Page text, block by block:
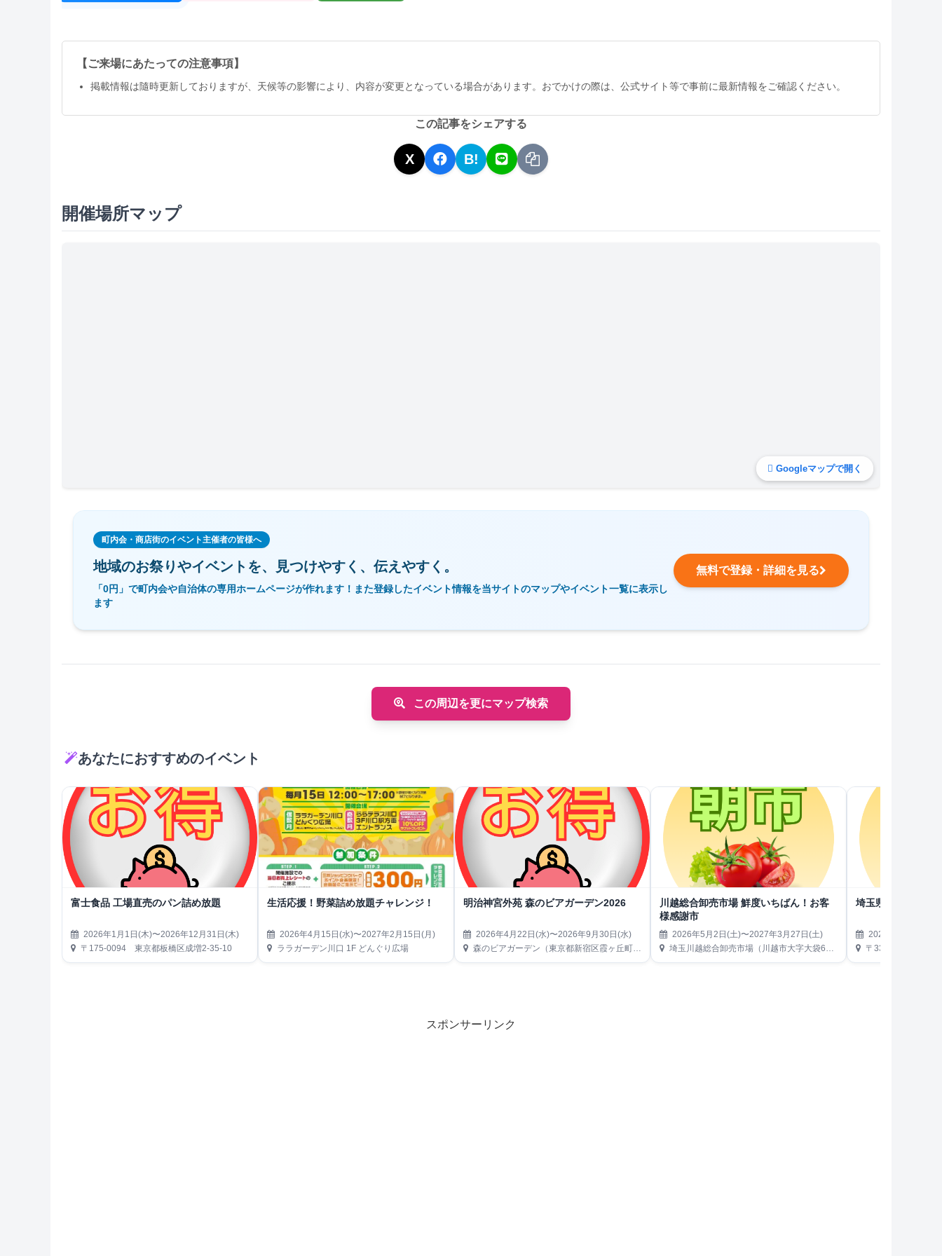
【ご来場にあたっての注意事項】
掲載情報は隨時更新しておりますが、天候等の影響により、内容が変更となっている場合があります。おでかけの際は、公式サイト等で事前に最新情報をご確認ください。
この記事をシェアする
X B!
開催場所マップ
Googleマップで開く
町内会・商店街のイベント主催者の皆様へ
地域のお祭りやイベントを、 見つけやすく、伝えやすく。
「0円」で町内会や自治体の専用ホームページが作れます！また登録したイベント情報を当サイトのマップやイベント一覧に表示し
ます
無料で登録・詳細を見る
この周辺を更にマップ検索
あなたにおすすめのイベント
富士食品 工場直売のパン詰め放題
2026年1月1日(木)〜2026年12月31日(木)
〒175-0094 東京都板橋区成増2-35-10
生活応援！野菜詰め放題チャレンジ！
2026年4月15日(水)〜2027年2月15日(月)
ララガーデン川口 1F どんぐり広場
明治神宮外苑 森のビアガーデン2026
2026年4月22日(水)〜2026年9月30日(水)
森のビアガーデン（東京都新宿区霞ヶ丘町14-13 神宮外苑にこにこパーク内）
川越総合卸売市場 鮮度いちばん！お客
様感謝市
2026年5月2日(土)〜2027年3月27日(土)
埼玉川越総合卸売市場（川越市大字大袋650）
埼玉県魚市場 お客
2026年5月2日(土)
〒331-9675 埼玉県さいた
スポンサーリンク